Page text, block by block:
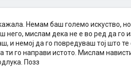
Немам баш големо искуство,
него, мислам дека не е во ред да го
и немој да го повредуваш тој што
ти го направи истото. Мислам
Позз